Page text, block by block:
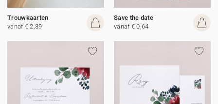
Trouwkaarten
vanaf € 2,39
Save the date
vanaf € 0,64